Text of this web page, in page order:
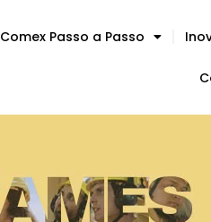
Comex Passo a Passo